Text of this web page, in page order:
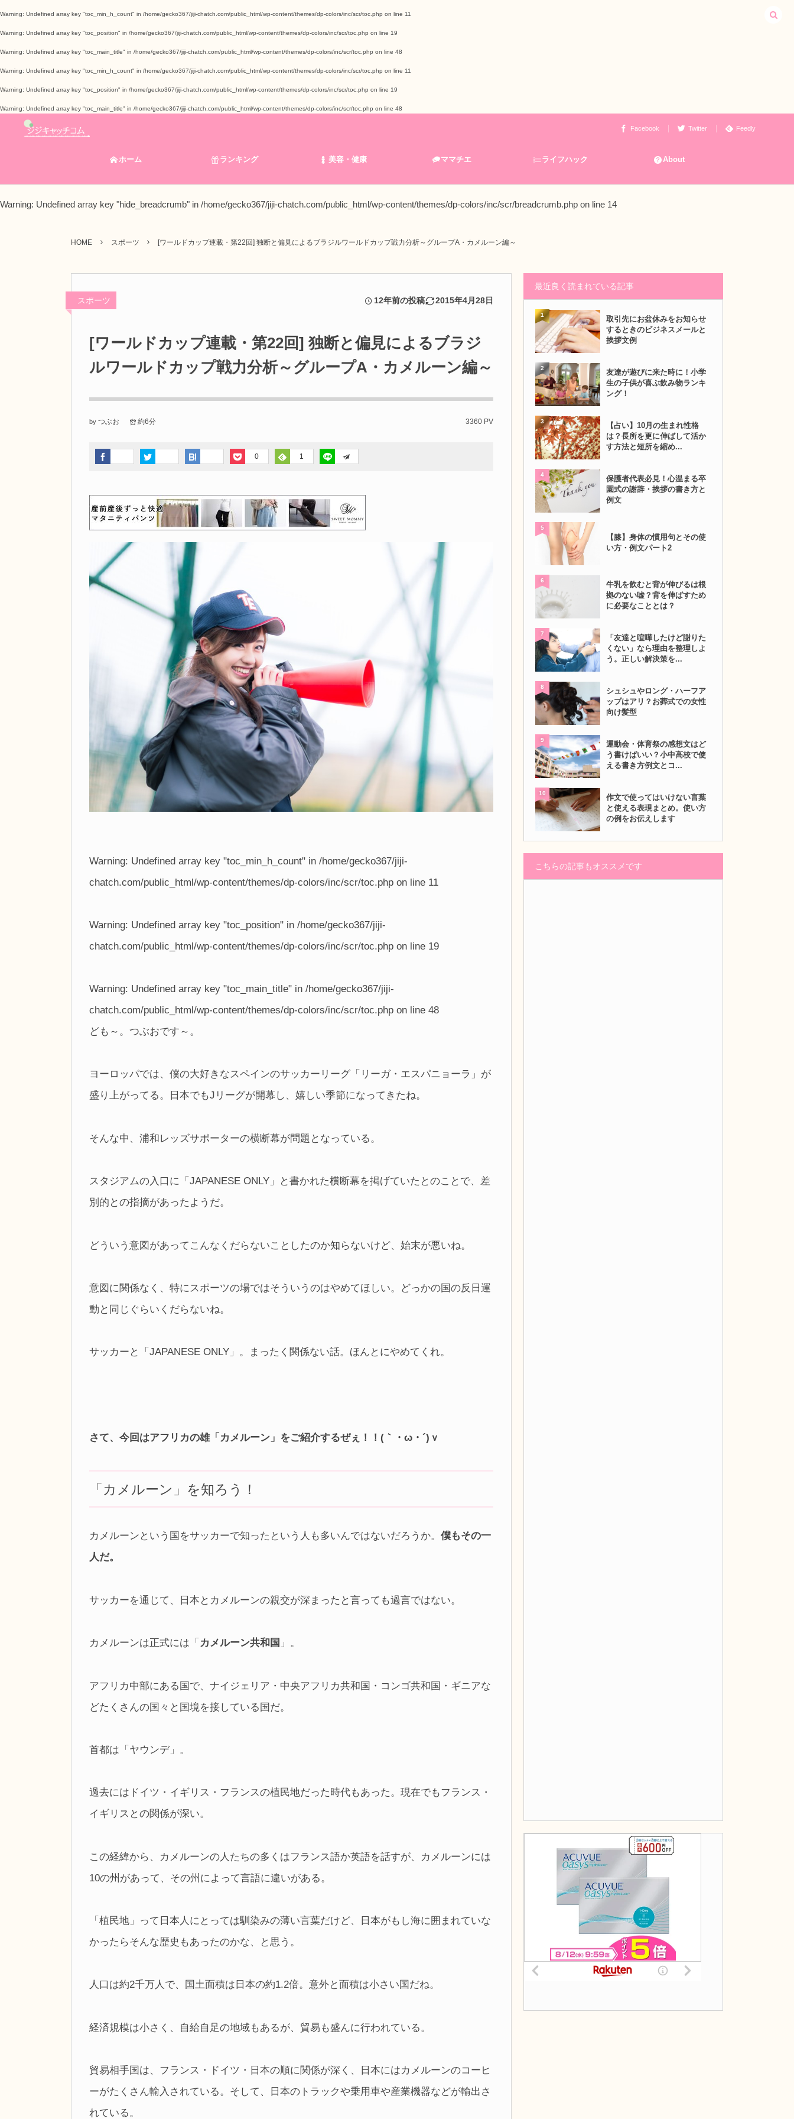
Warning: Undefined array key "toc_min_h_count" in /home/gecko367/jiji-chatch.com/public_html/wp-content/themes/dp-colors/inc/scr/toc.php on line 11
Warning: Undefined array key "toc_position" in /home/gecko367/jiji-chatch.com/public_html/wp-content/themes/dp-colors/inc/scr/toc.php on line 19
Warning: Undefined array key "toc_main_title" in /home/gecko367/jiji-chatch.com/public_html/wp-content/themes/dp-colors/inc/scr/toc.php on line 48
Warning: Undefined array key "toc_min_h_count" in /home/gecko367/jiji-chatch.com/public_html/wp-content/themes/dp-colors/inc/scr/toc.php on line 11
Warning: Undefined array key "toc_position" in /home/gecko367/jiji-chatch.com/public_html/wp-content/themes/dp-colors/inc/scr/toc.php on line 19
Warning: Undefined array key "toc_main_title" in /home/gecko367/jiji-chatch.com/public_html/wp-content/themes/dp-colors/inc/scr/toc.php on line 48
Facebook Twitter Feedly
ホーム ランキング 美容・健康 ママチエ ライフハック About
Warning: Undefined array key "hide_breadcrumb" in /home/gecko367/jiji-chatch.com/public_html/wp-content/themes/dp-colors/inc/scr/breadcrumb.php on line 14
HOME スポーツ [ワールドカップ連載・第22回] 独断と偏見によるブラジルワールドカップ戦力分析～グループA・カメルーン編～
スポーツ 12年前の投稿 2015年4月28日
[ワールドカップ連載・第22回] 独断と偏見によるブラジ
ルワールドカップ戦力分析～グループA・カメルーン編～
by つぶお 3360 PV
約6分
0 1
Warning: Undefined array key "toc_min_h_count" in /home/gecko367/jiji-
chatch.com/public_html/wp-content/themes/dp-colors/inc/scr/toc.php on line 11
Warning: Undefined array key "toc_position" in /home/gecko367/jiji-
chatch.com/public_html/wp-content/themes/dp-colors/inc/scr/toc.php on line 19
Warning: Undefined array key "toc_main_title" in /home/gecko367/jiji-
chatch.com/public_html/wp-content/themes/dp-colors/inc/scr/toc.php on line 48
ども～。つぶおです～。
ヨーロッパでは、僕の大好きなスペインのサッカーリーグ「リーガ・エスパニョーラ」が
盛り上がってる。日本でもJリーグが開幕し、嬉しい季節になってきたね。
そんな中、浦和レッズサポーターの横断幕が問題となっている。
スタジアムの入口に「JAPANESE ONLY」と書かれた横断幕を掲げていたとのことで、差
別的との指摘があったようだ。
どういう意図があってこんなくだらないことしたのか知らないけど、始末が悪いね。
意図に関係なく、特にスポーツの場ではそういうのはやめてほしい。どっかの国の反日運
動と同じぐらいくだらないね。
サッカーと「JAPANESE ONLY」。まったく関係ない話。ほんとにやめてくれ。
さて、今回はアフリカの雄「カメルーン」をご紹介するぜぇ！！(｀・ω・´)ｖ
「カメルーン」を知ろう！
カメルーンという国をサッカーで知ったという人も多いんではないだろうか。 僕もその一
人だ。
サッカーを通じて、日本とカメルーンの親交が深まったと言っても過言ではない。
カメルーンは正式には「 カメルーン共和国 」。
アフリカ中部にある国で、ナイジェリア・中央アフリカ共和国・コンゴ共和国・ギニアな
どたくさんの国々と国境を接している国だ。
首都は「ヤウンデ」。
過去にはドイツ・イギリス・フランスの植民地だった時代もあった。現在でもフランス・
イギリスとの関係が深い。
この経緯から、カメルーンの人たちの多くはフランス語か英語を話すが、カメルーンには
10の州があって、その州によって言語に違いがある。
「植民地」って日本人にとっては馴染みの薄い言葉だけど、日本がもし海に囲まれていな
かったらそんな歴史もあったのかな、と思う。
人口は約2千万人で、国土面積は日本の約1.2倍。意外と面積は小さい国だね。
経済規模は小さく、自給自足の地域もあるが、貿易も盛んに行われている。
貿易相手国は、フランス・ドイツ・日本の順に関係が深く、日本にはカメルーンのコーヒ
ーがたくさん輸入されている。そして、日本のトラックや乗用車や産業機器などが輸出さ
れている。
最近良く読まれている記事
1
取引先にお盆休みをお知らせ
するときのビジネスメールと
挨拶文例
2
友達が遊びに来た時に！小学
生の子供が喜ぶ飲み物ランキ
ング！
3
【占い】10月の生まれ性格
は？長所を更に伸ばして活か
す方法と短所を縮め...
4
保護者代表必見！心温まる卒
園式の謝辞・挨拶の書き方と
例文
5
【膝】身体の慣用句とその使
い方・例文パート2
6
牛乳を飲むと背が伸びるは根
拠のない嘘？背を伸ばすため
に必要なこととは？
7
「友達と喧嘩したけど謝りた
くない」なら理由を整理しよ
う。正しい解決策を...
8
シュシュやロング・ハーフア
ップはアリ？お葬式での女性
向け髪型
9
運動会・体育祭の感想文はど
う書けばいい？小中高校で使
える書き方例文とコ...
10
作文で使ってはいけない言葉
と使える表現まとめ。使い方
の例をお伝えします
こちらの記事もオススメです